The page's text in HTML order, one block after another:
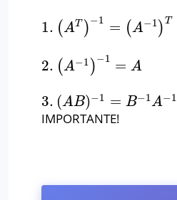
1.
1. (AT )−1 = (A−1 )T
(AT)− 1 =(A−1 )T
2.
2. (A−1 )−1 = A
(A−1)−1 =A
3.
3. (AB)−1 = B−1A−1
(AB)−1=B −1 A−1
IMPORTANTE!